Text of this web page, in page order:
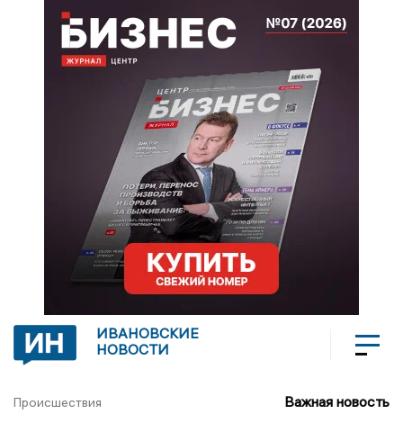
ИВАНОВСКИЕ
НОВОСТИ
Происшествия Важная новость